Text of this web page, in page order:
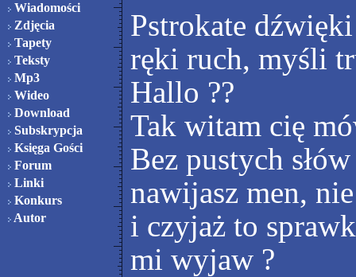
Wiadomości
Zdjęcia
Tapety
Teksty
Mp3
Wideo
Download
Subskrypcja
Księga Gości
Forum
Linki
Konkurs
Autor
Pstrokate
ręki ruch, myśli
Hallo ??
Tak witam cię
Bez pustych słów
nawijasz men,
i czyjaż to
mi wyjaw ?